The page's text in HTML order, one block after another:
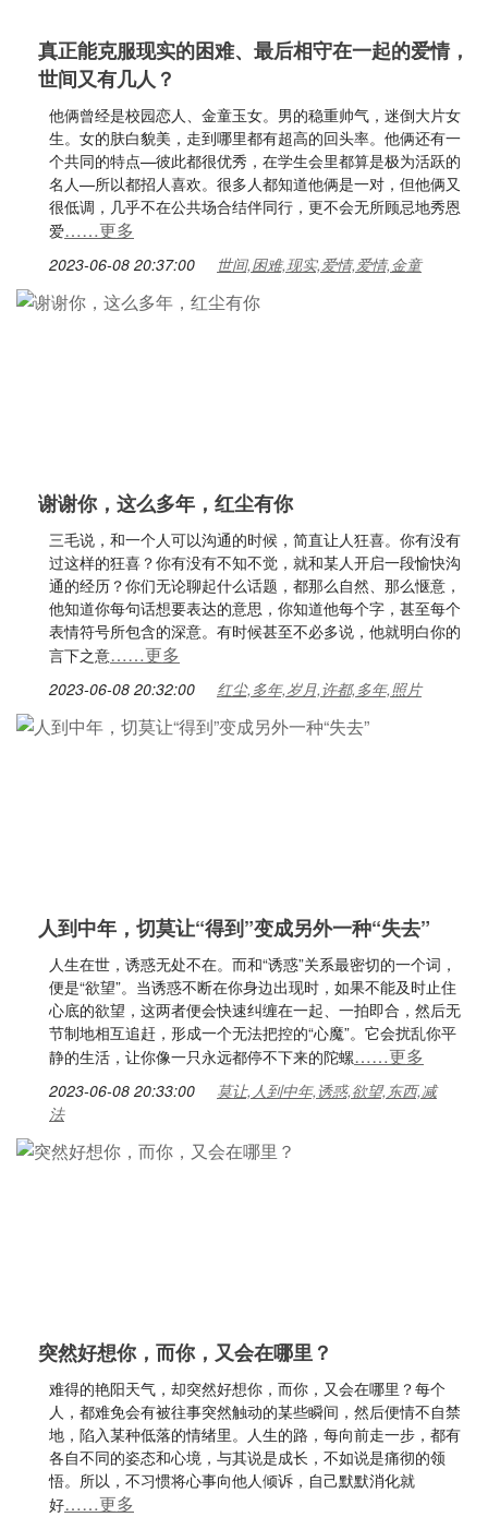
真正能克服现实的困难、最后相守在一起的爱情，
世间又有几人？
他俩曾经是校园恋人、金童玉女。男的稳重帅气，迷倒大片女
生。女的肤白貌美，走到哪里都有超高的回头率。他俩还有一
个共同的特点—彼此都很优秀，在学生会里都算是极为活跃的
名人—所以都招人喜欢。很多人都知道他俩是一对，但他俩又
很低调，几乎不在公共场合结伴同行，更不会无所顾忌地秀恩
爱……更多
2023-06-08 20:37:00 世间,困难,现实,爱情,爱情,金童
谢谢你，这么多年，红尘有你
三毛说，和一个人可以沟通的时候，简直让人狂喜。你有没有
过这样的狂喜？你有没有不知不觉，就和某人开启一段愉快沟
通的经历？你们无论聊起什么话题，都那么自然、那么惬意，
他知道你每句话想要表达的意思，你知道他每个字，甚至每个
表情符号所包含的深意。有时候甚至不必多说，他就明白你的
言下之意……更多
2023-06-08 20:32:00 红尘,多年,岁月,许都,多年,照片
人到中年，切莫让“得到”变成另外一种“失去”
人生在世，诱惑无处不在。而和“诱惑”关系最密切的一个词，
便是“欲望”。当诱惑不断在你身边出现时，如果不能及时止住
心底的欲望，这两者便会快速纠缠在一起、一拍即合，然后无
节制地相互追赶，形成一个无法把控的“心魔”。它会扰乱你平
静的生活，让你像一只永远都停不下来的陀螺……更多
2023-06-08 20:33:00
莫让,人到中年,诱惑,欲望,东西,减
法
突然好想你，而你，又会在哪里？
难得的艳阳天气，却突然好想你，而你，又会在哪里？每个
人，都难免会有被往事突然触动的某些瞬间，然后便情不自禁
地，陷入某种低落的情绪里。人生的路，每向前走一步，都有
各自不同的姿态和心境，与其说是成长，不如说是痛彻的领
悟。所以，不习惯将心事向他人倾诉，自己默默消化就
好……更多